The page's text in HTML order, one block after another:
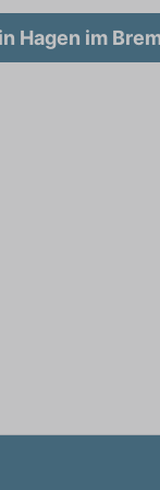
Hagen im